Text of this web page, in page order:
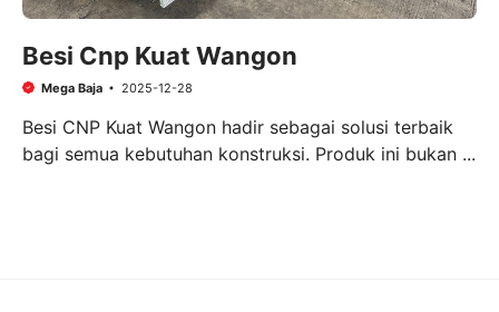
Besi Cnp Kuat Wangon
Mega Baja 2025-12-28
Besi CNP Kuat Wangon hadir sebagai solusi terbaik
bagi semua kebutuhan konstruksi. Produk ini bukan ...